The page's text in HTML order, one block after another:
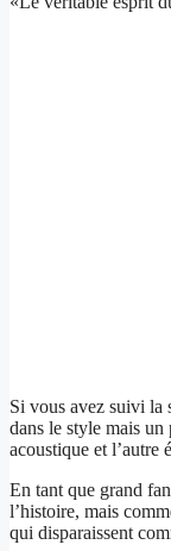
Si vous avez suivi la
dans le style mais
acoustique et
En tant que grand
l’histoire, mais
qui disparaissent